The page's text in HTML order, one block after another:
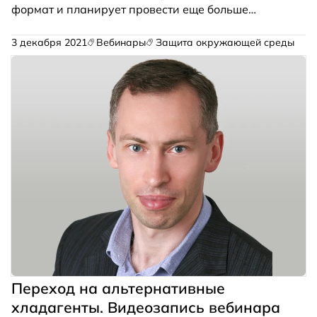
формат и планирует провести еще больше
HVAC&R. На мероприятии будет обсуждаться
будущее искусственного охлаждения и отопления
3 декабря 2021 Вебинары Защита окружающей среды
Переход на альтернативные
хладагенты. Видеозапись вебинара